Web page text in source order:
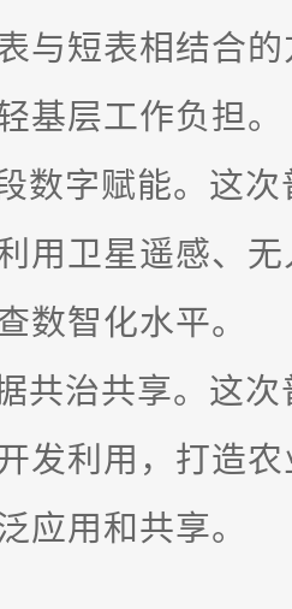
与短表相结合
基层工作负担。
数字赋能。这
用卫星遥感、
数智化水平。
共治共享。这
发利用，打造
应用和共享。